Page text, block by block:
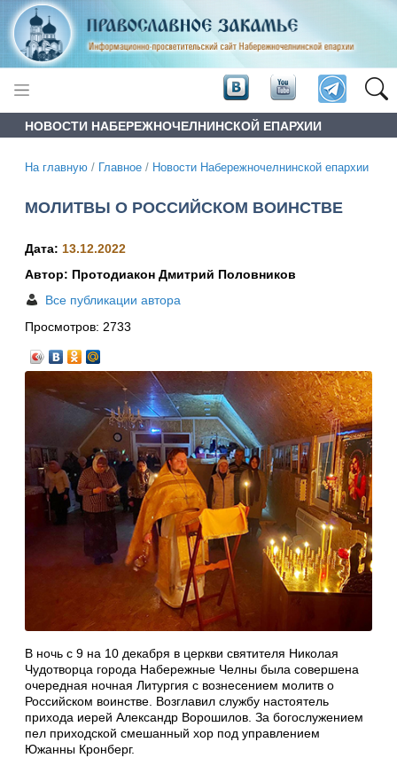
НОВОСТИ НАБЕРЕЖНОЧЕЛНИНСКОЙ ЕПАРХИИ
На главную / Главное / Новости Набережночелнинской епархии
МОЛИТВЫ О РОССИЙСКОМ ВОИНСТВЕ
Дата: 13.12.2022
Автор: Протодиакон Дмитрий Половников
Все публикации автора
Просмотров: 2733
В ночь с 9 на 10 декабря в церкви святителя Николая
Чудотворца города Набережные Челны была совершена
очередная ночная Литургия с вознесением молитв о
Российском воинстве. Возглавил службу настоятель
прихода иерей Александр Ворошилов. За богослужением
пел приходской смешанный хор под управлением
Южанны Кронберг.